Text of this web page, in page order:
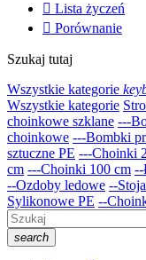
 Lista życzeń
 Porównanie
Szukaj tutaj
Wszystkie kategorie
Wszystkie kategorie
choinkowe szklane ---
choinkowe ---Bombki
sztuczne PE ---Choinki
cm ---Choinki 100 cm --
--Ozdoby ledowe --
Sylikonowe PE --
search